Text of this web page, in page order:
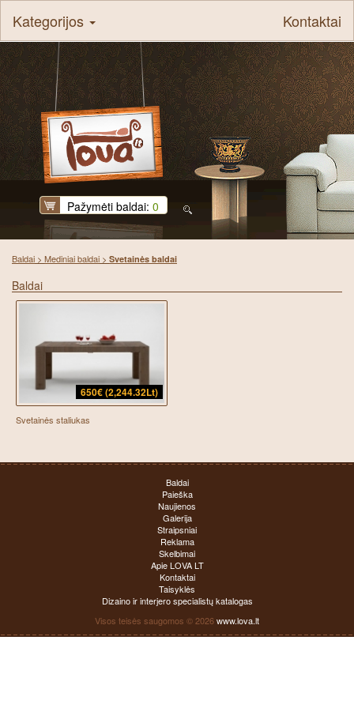
Kategorijos Kontaktai
Pažymėti baldai: 0
Baldai > Mediniai baldai > Svetainės baldai
Baldai
650€ (2,244.32Lt)
Svetainės staliukas
Baldai
Paieška
Naujienos
Galerija
Straipsniai
Reklama
Skelbimai
Apie LOVA LT
Kontaktai
Taisyklės
Dizaino ir interjero specialistų katalogas
Visos teisės saugomos © 2026www.lova.lt